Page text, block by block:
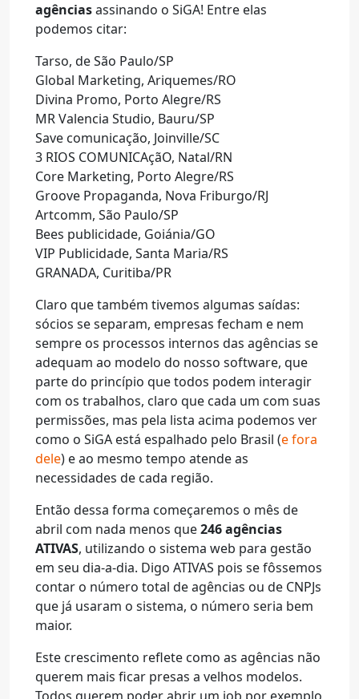
agênciasassinando o SiGA! Entre elas
podemos citar:
Tarso, de São Paulo/SP
Global Marketing, Ariquemes/RO
Divina Promo, Porto Alegre/RS
MR Valencia Studio, Bauru/SP
Save comunicação, Joinville/SC
3 RIOS COMUNICAçãO, Natal/RN
Core Marketing, Porto Alegre/RS
Groove Propaganda, Nova Friburgo/RJ
Artcomm, São Paulo/SP
Bees publicidade, Goiánia/GO
VIP Publicidade, Santa Maria/RS
GRANADA, Curitiba/PR
Claro que também tivemos algumas saídas:
sócios se separam, empresas fecham e nem
sempre os processos internos das agências se
adequam ao modelo do nosso software, que
parte do princípio que todos podem interagir
com os trabalhos, claro que cada um com suas
permissões, mas pela lista acima podemos ver
como o SiGA está espalhado pelo Brasil (e fora
dele) e ao mesmo tempo atende as
necessidades de cada região.
Então dessa forma começaremos o mês de
abril com nada menos que246 agências
ATIVAS, utilizando o sistema web para gestão
em seu dia-a-dia. Digo ATIVAS pois se fôssemos
contar o número total de agências ou de CNPJs
que já usaram o sistema, o número seria bem
maior.
Este crescimento reflete como as agências não
querem mais ficar presas a velhos modelos.